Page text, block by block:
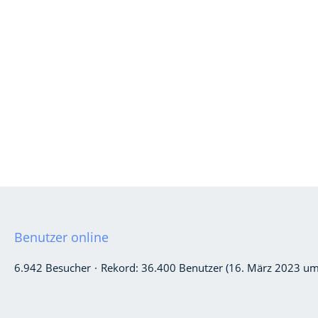
Benutzer online
6.942 Besucher Rekord: 36.400 Benutzer (16. März 2023